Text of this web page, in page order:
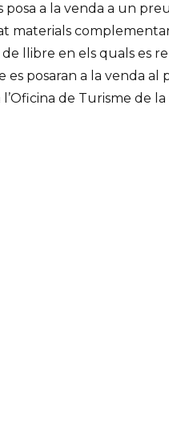
posa a la venda a un
materials
de llibre en els quals es
posaran a la venda al
l’Oficina de Turisme de